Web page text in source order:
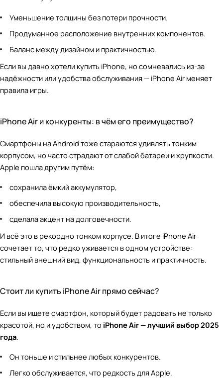
Уменьшение толщины без потери прочности.
Продуманное расположение внутренних компонентов.
Баланс между дизайном и практичностью.
Если вы давно хотели купить iPhone, но сомневались из-за
надёжности или удобства обслуживания — iPhone Air меняет
правила игры.
iPhone Air и конкуренты: в чём его преимущество?
Смартфоны на Android тоже стараются удивлять тонким
корпусом, но часто страдают от слабой батареи и хрупкости.
Apple пошла другим путём:
сохранила ёмкий аккумулятор,
обеспечила высокую производительность,
сделала акцент на долговечности.
И всё это в рекордно тонком корпусе. В итоге iPhone Air
сочетает то, что редко уживается в одном устройстве:
стильный внешний вид, функциональность и практичность.
Стоит ли купить iPhone Air прямо сейчас?
Если вы ищете смартфон, который будет радовать не только
красотой, но и удобством, то iPhone Air — лучший выбор 2025
года.
Он тоньше и стильнее любых конкурентов.
Легко обслуживается, что редкость для Apple.